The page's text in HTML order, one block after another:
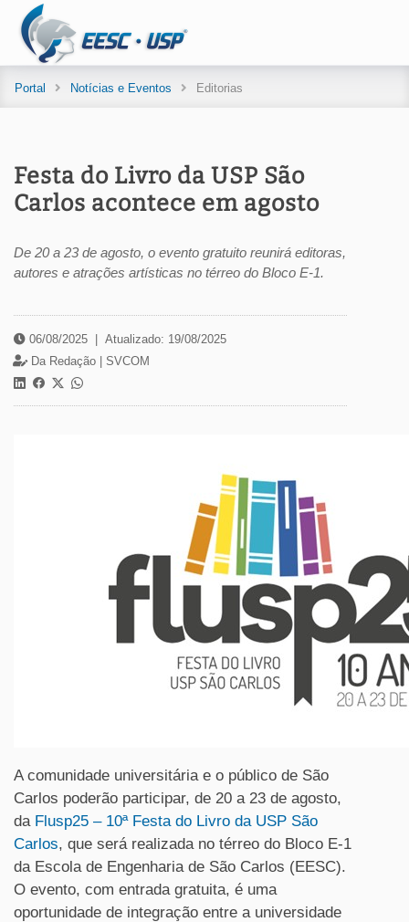
Portal Notícias e Eventos Editorias
Festa do Livro da USP São
Carlos acontece em agosto
De 20 a 23 de agosto, o evento gratuito reunirá editoras,
autores e atrações artísticas no térreo do Bloco E-1.
06/08/2025
Atualizado: 19/08/2025
Da Redação | SVCOM
A comunidade universitária e o público de São
Carlos poderão participar, de 20 a 23 de agosto,
da Flusp25 – 10ª Festa do Livro da USP São
Carlos, que será realizada no térreo do Bloco E-1
da Escola de Engenharia de São Carlos (EESC).
O evento, com entrada gratuita, é uma
oportunidade de integração entre a universidade